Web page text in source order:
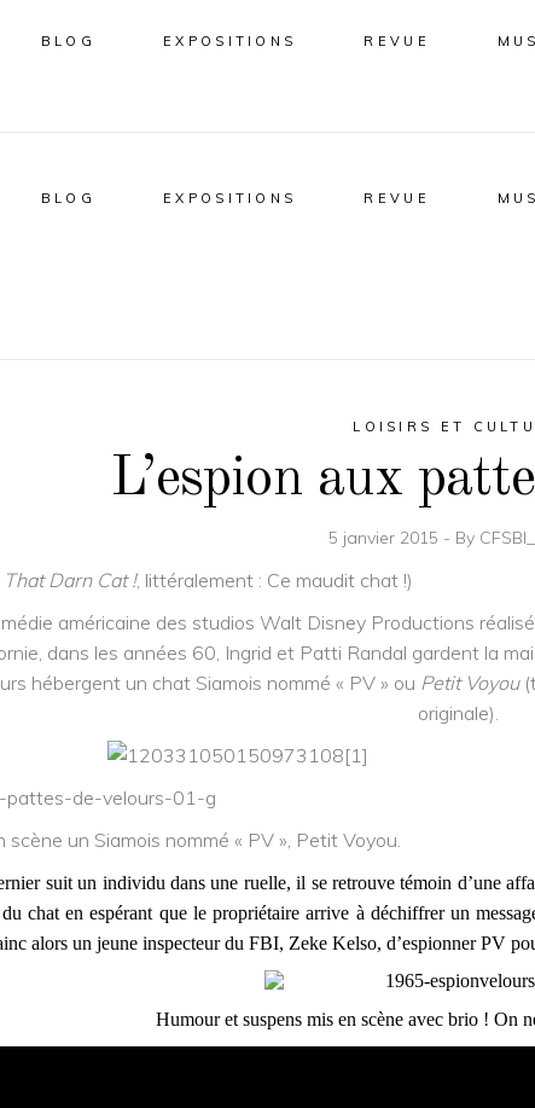
BLOG EXPOSITIONS REVUE
BLOG EXPOSITIONS REVUE
LOISIRS ET
L’espion aux
5 janvier 2015 By
That Darn Cat !, littéralement : Ce maudit chat !)
américaine des studios Walt Disney Productions
dans les années 60, Ingrid et Patti Randal gardent la
hébergent un chat Siamois nommé « PV » ou Petit Voyou
originale).
scène un Siamois nommé « PV », Petit Voyou.
suit un individu dans une ruelle, il se retrouve témoin d’une
chat en espérant que le propriétaire arrive à déchiffrer un
alors un jeune inspecteur du FBI, Zeke Kelso, d’espionner PV
Humour et suspens mis en scène avec brio ! On